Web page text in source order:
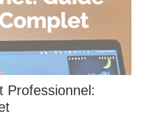
Professionnel: